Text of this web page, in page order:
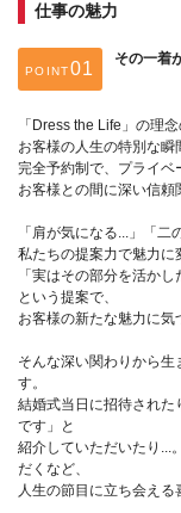
仕事の魅力
POINT
その一着
「Dress the Life」の理
お客様の人生の特別な瞬
完全予約制で、プライベ
お客様との間に深い信頼
「肩が気になる...」「二
私たちの提案力で魅力に
「実はその部分を活か
という提案で、
お客様の新たな魅力に気
そんな深い関わりから生
す。
結婚式当日に招待された
です」と
紹介していただいたり...
だくなど、
人生の節目に立ち会える